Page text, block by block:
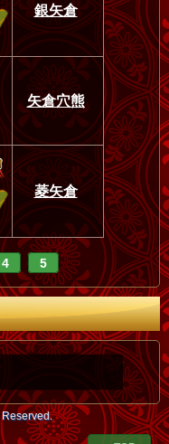
銀矢倉
矢倉穴熊
菱矢倉
4 5